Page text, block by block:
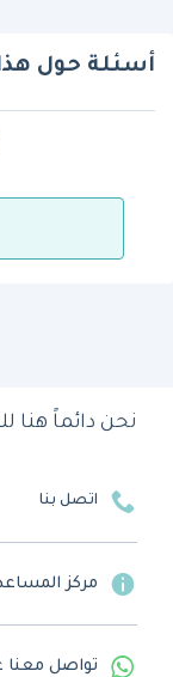
أسئلة حول
نحن دائماً هنا
اتصل بنا
مركز
تواصل معنا